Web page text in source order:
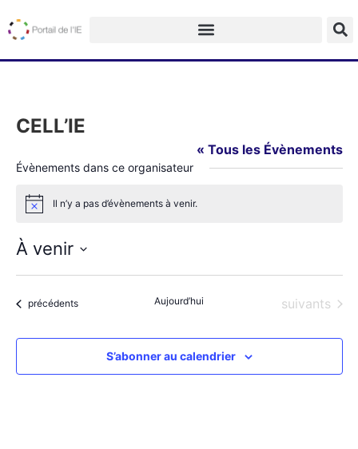
CELL’IE
« Tous les Évènements
Évènements dans ce organisateur
NoticeIl n’y a pas d’évènements à venir.
À venir
une
Évènements
précédents Aujourd’hui Évènements
suivants
S’abonner au calendrier